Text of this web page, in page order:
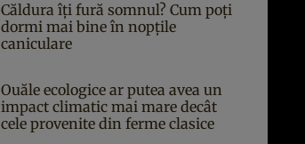
Căldura îți fură somnul? Cum poți
dormi mai bine în nopțile
caniculare
Ouăle ecologice ar putea avea un
impact climatic mai mare decât
cele provenite din ferme clasice